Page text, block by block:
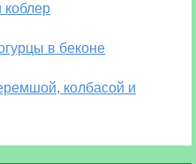
в беконе
колбасой и